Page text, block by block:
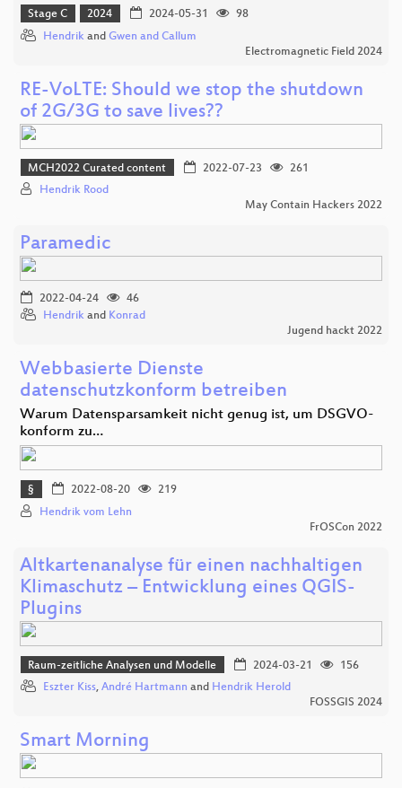
Stage C 2024 2024-05-31
98
Hendrik and Gwen and Callum
Electromagnetic Field 2024
RE-VoLTE: Should we stop the shutdown
of 2G/3G to save lives??
MCH2022 Curated content 2022-07-23
261
Hendrik Rood
May Contain Hackers 2022
Paramedic
2022-04-24
46
Hendrik and Konrad
Jugend hackt 2022
Webbasierte Dienste
datenschutzkonform betreiben
Warum Datensparsamkeit nicht genug ist, um DSGVO-
konform zu…
§ 2022-08-20
219
Hendrik vom Lehn
FrOSCon 2022
Altkartenanalyse für einen nachhaltigen
Klimaschutz – Entwicklung eines QGIS-
Plugins
Raum-zeitliche Analysen und Modelle 2024-03-21
156
Eszter Kiss, André Hartmann and Hendrik Herold
FOSSGIS 2024
Smart Morning